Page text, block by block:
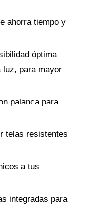
ahorra tiempo y
óptima
luz, para mayor
palanca para
telas resistentes
a tus
integradas para